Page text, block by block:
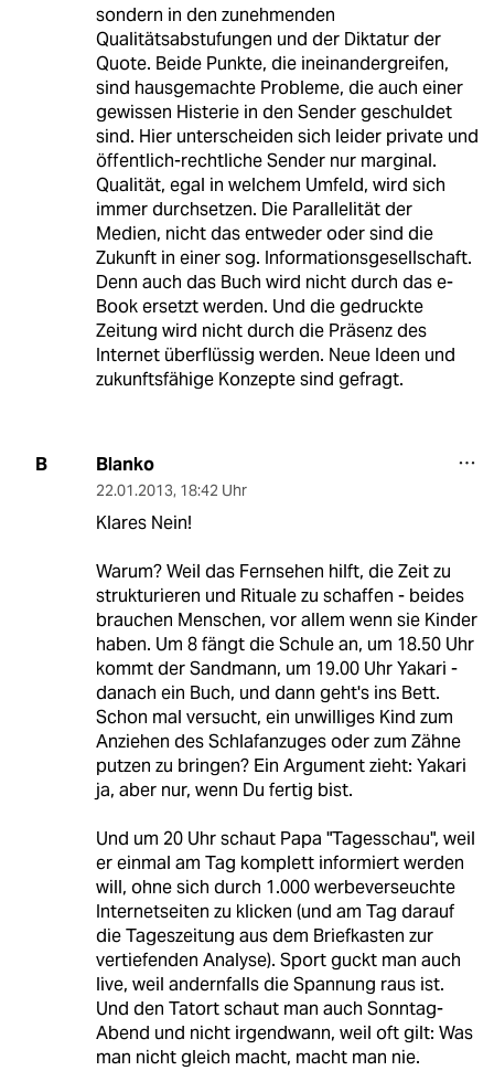
sondern in den zunehmenden
Qualitätsabstufungen und der Diktatur der
Quote. Beide Punkte, die ineinandergreifen,
sind hausgemachte Probleme, die auch einer
gewissen Histerie in den Sender geschuldet
sind. Hier unterscheiden sich leider private und
öffentlich-rechtliche Sender nur marginal.
Qualität, egal in welchem Umfeld, wird sich
immer durchsetzen. Die Parallelität der
Medien, nicht das entweder oder sind die
Zukunft in einer sog. Informationsgesellschaft.
Denn auch das Buch wird nicht durch das e-
Book ersetzt werden. Und die gedruckte
Zeitung wird nicht durch die Präsenz des
Internet überflüssig werden. Neue Ideen und
zukunftsfähige Konzepte sind gefragt.
B Blanko
22.01.2013, 18:42 Uhr
Klares Nein!
Warum? Weil das Fernsehen hilft, die Zeit zu
strukturieren und Rituale zu schaffen - beides
brauchen Menschen, vor allem wenn sie Kinder
haben. Um 8 fängt die Schule an, um 18.50 Uhr
kommt der Sandmann, um 19.00 Uhr Yakari -
danach ein Buch, und dann geht's ins Bett.
Schon mal versucht, ein unwilliges Kind zum
Anziehen des Schlafanzuges oder zum Zähne
putzen zu bringen? Ein Argument zieht: Yakari
ja, aber nur, wenn Du fertig bist.
Und um 20 Uhr schaut Papa "Tagesschau", weil
er einmal am Tag komplett informiert werden
will, ohne sich durch 1.000 werbeverseuchte
Internetseiten zu klicken (und am Tag darauf
die Tageszeitung aus dem Briefkasten zur
vertiefenden Analyse). Sport guckt man auch
live, weil andernfalls die Spannung raus ist.
Und den Tatort schaut man auch Sonntag-
Abend und nicht irgendwann, weil oft gilt: Was
man nicht gleich macht, macht man nie.